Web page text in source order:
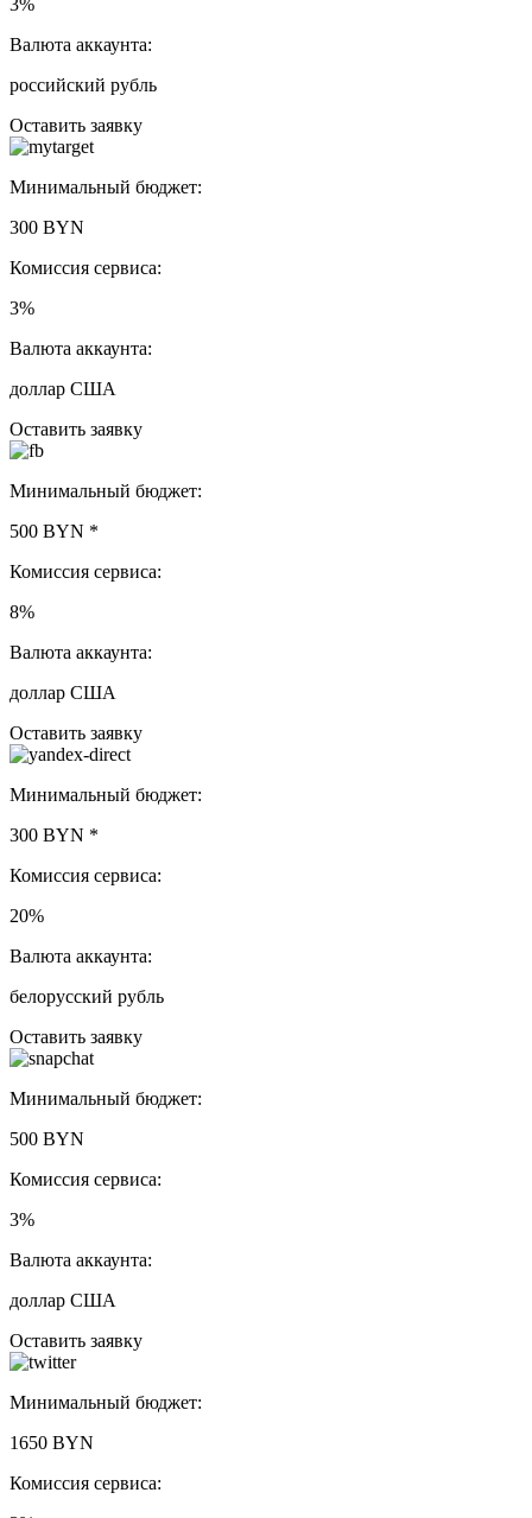
3%
Валюта аккаунта:
российский рубль
Оставить заявку
Минимальный бюджет:
300 BYN
Комиссия сервиса:
3%
Валюта аккаунта:
доллар США
Оставить заявку
Минимальный бюджет:
500 BYN *
Комиссия сервиса:
8%
Валюта аккаунта:
доллар США
Оставить заявку
Минимальный бюджет:
300 BYN *
Комиссия сервиса:
20%
Валюта аккаунта:
белорусский рубль
Оставить заявку
Минимальный бюджет:
500 BYN
Комиссия сервиса:
3%
Валюта аккаунта:
доллар США
Оставить заявку
Минимальный бюджет:
1650 BYN
Комиссия сервиса: